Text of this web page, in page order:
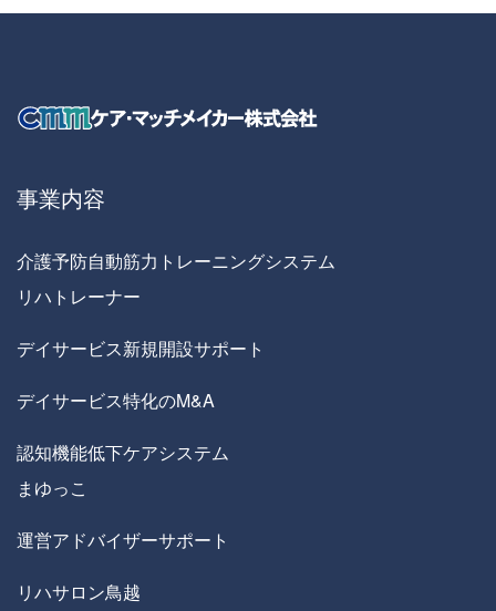
事業内容
介護予防自動筋力トレーニングシステム
リハトレーナー
デイサービス新規開設サポート
デイサービス特化のM&A
認知機能低下ケアシステム
まゆっこ
運営アドバイザーサポート
リハサロン鳥越